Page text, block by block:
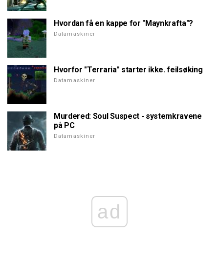
Hvordan få en kappe for "Maynkrafta"?
Datamaskiner
Hvorfor "Terraria" starter ikke. feilsøking
Datamaskiner
Murdered: Soul Suspect - systemkravene
på PC
Datamaskiner
ad